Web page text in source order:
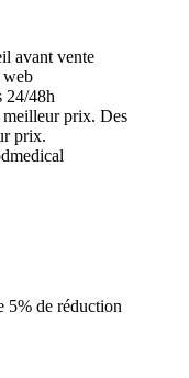
avant vente
24/48h
Des
prix.
5% de réduction